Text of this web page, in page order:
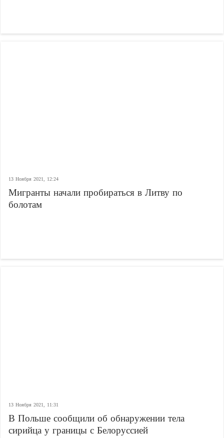
13 Ноября 2021, 12:24
Мигранты начали пробираться в Литву по
болотам
13 Ноября 2021, 11:31
В Польше сообщили об обнаружении тела
сирийца у границы с Белоруссией